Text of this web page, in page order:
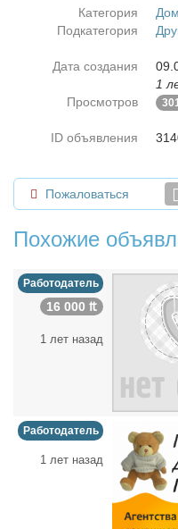
Категория
Подкатегория
Дата создания
1
Просмотров
ID объявления
Пожаловаться
Похожие
Работодатель
16 000 ₶
1 лет назад
Работодатель
1 лет назад